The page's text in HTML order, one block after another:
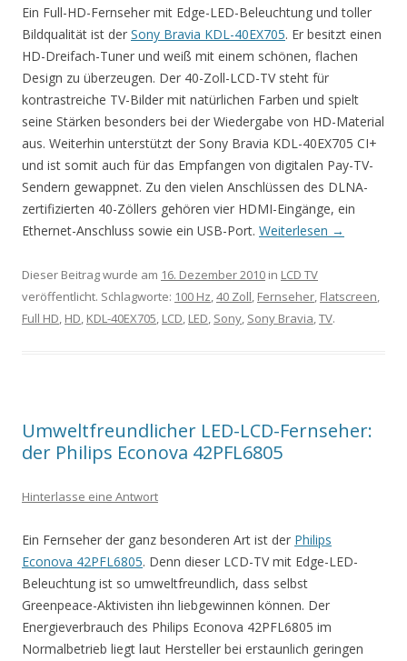
Ein Full-HD-Fernseher mit Edge-LED-Beleuchtung und toller
Bildqualität ist der Sony Bravia KDL-40EX705. Er besitzt einen
HD-Dreifach-Tuner und weiß mit einem schönen, flachen
Design zu überzeugen. Der 40-Zoll-LCD-TV steht für
kontrastreiche TV-Bilder mit natürlichen Farben und spielt
seine Stärken besonders bei der Wiedergabe von HD-Material
aus. Weiterhin unterstützt der Sony Bravia KDL-40EX705 CI+
und ist somit auch für das Empfangen von digitalen Pay-TV-
Sendern gewappnet. Zu den vielen Anschlüssen des DLNA-
zertifizierten 40-Zöllers gehören vier HDMI-Eingänge, ein
Ethernet-Anschluss sowie ein USB-Port. Weiterlesen →
Dieser Beitrag wurde am 16. Dezember 2010 in LCD TV
veröffentlicht. Schlagworte: 100 Hz,40 Zoll, Fernseher, Flatscreen,
Full HD, HD, KDL-40EX705, LCD, LED, Sony, Sony Bravia,TV.
Umweltfreundlicher LED-LCD-Fernseher:
der Philips Econova 42PFL6805
Hinterlasse eine Antwort
Ein Fernseher der ganz besonderen Art ist der Philips
Econova 42PFL6805. Denn dieser LCD-TV mit Edge-LED-
Beleuchtung ist so umweltfreundlich, dass selbst
Greenpeace-Aktivisten ihn liebgewinnen können. Der
Energieverbrauch des Philips Econova 42PFL6805 im
Normalbetrieb liegt laut Hersteller bei erstaunlich geringen